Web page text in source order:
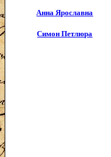
Анна Ярославна
Симон Петлюра